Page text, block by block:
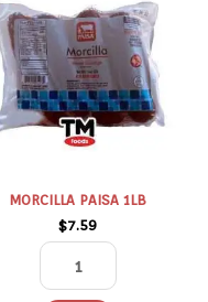
MORCILLA PAISA 1LB
$7.59
1LB
cantidad